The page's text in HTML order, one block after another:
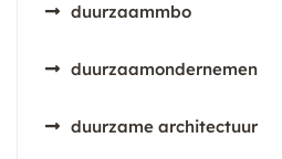
duurzaammbo
duurzaamondernemen
duurzame architectuur